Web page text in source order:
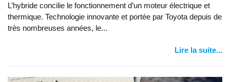
L’hybride concilie le fonctionnement d’un moteur électrique et
thermique. Technologie innovante et portée par Toyota depuis de
très nombreuses années, le...
Lire la suite...